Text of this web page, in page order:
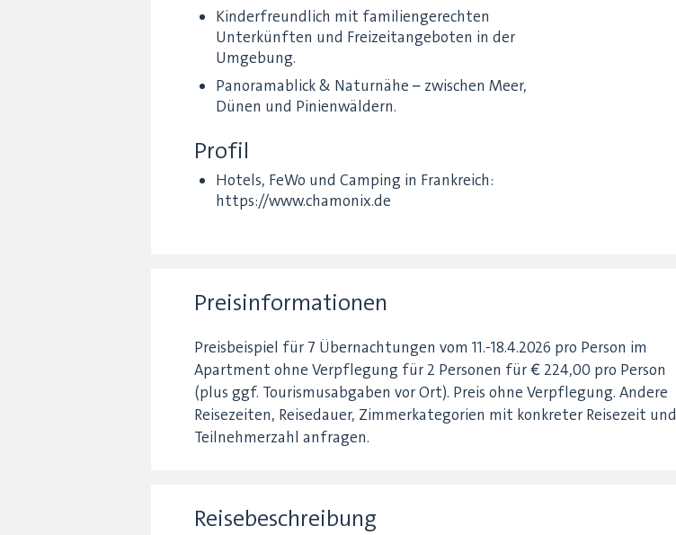
Kinderfreundlich mit familiengerechten
Unterkünften und Freizeitangeboten in der
Umgebung.
Panoramablick & Naturnähe – zwischen Meer,
Dünen und Pinienwäldern.
Profil
Hotels, FeWo und Camping in Frankreich:
https://www.chamonix.de
Preisinformationen
Preisbeispiel für 7 Übernachtungen vom 11.-18.4.2026 pro Person im
Apartment ohne Verpflegung für 2 Personen für € 224,00 pro Person
(plus ggf. Tourismusabgaben vor Ort). Preis ohne Verpflegung. Andere
Reisezeiten, Reisedauer, Zimmerkategorien mit konkreter Reisezeit und
Teilnehmerzahl anfragen.
Reisebeschreibung